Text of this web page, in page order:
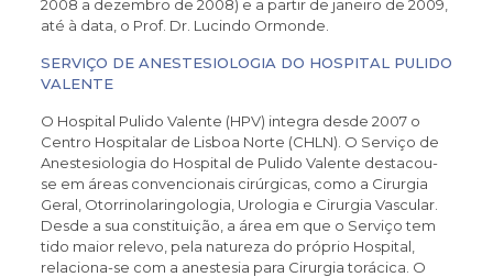
2008 a dezembro de 2008) e a partir de janeiro de 2009,
até à data, o Prof. Dr. Lucindo Ormonde.
SERVIÇO DE ANESTESIOLOGIA DO HOSPITAL PULIDO
VALENTE
O Hospital Pulido Valente (HPV) integra desde 2007 o
Centro Hospitalar de Lisboa Norte (CHLN). O Serviço de
Anestesiologia do Hospital de Pulido Valente destacou-
se em áreas convencionais cirúrgicas, como a Cirurgia
Geral, Otorrinolaringologia, Urologia e Cirurgia Vascular.
Desde a sua constituição, a área em que o Serviço tem
tido maior relevo, pela natureza do próprio Hospital,
relaciona-se com a anestesia para Cirurgia torácica. O